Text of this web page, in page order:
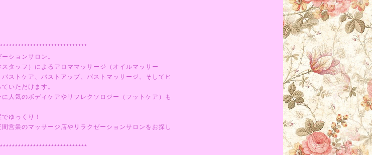
ションサロン。
タッフ）によるアロママッサージ（オイルマッサー
ストケア、バストアップ、バストマッサージ、そしてヒ
いただけます。
人気のボディケアやリフレクソロジー（フットケア）も
ゆっくり！
営業のマッサージ店やリラクゼーションサロンをお探し